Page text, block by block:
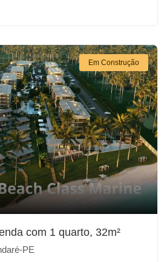
Em Construção
com 1 quarto, 32m²
PE